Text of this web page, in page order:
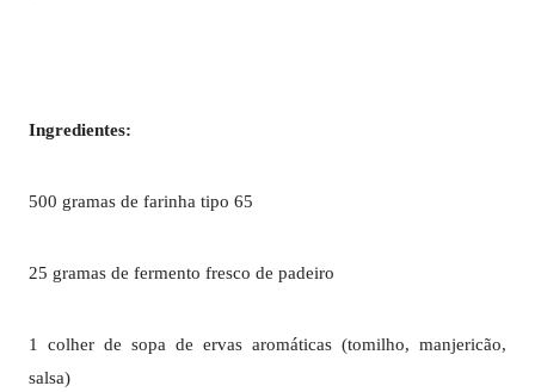
Ingredientes:
500 gramas de farinha tipo 65
25 gramas de fermento fresco de padeiro
1 colher de sopa de ervas aromáticas (tomilho, manjericão,
salsa)